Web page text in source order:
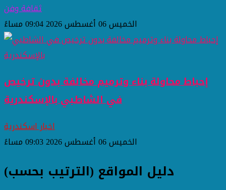
ثقافة وفن
الخميس 06 أغسطس 2026 09:04 مساءً
إحباط محاولة بناء وترميم مخالفة بدون ترخيص
في الشاطبي بالإسكندرية
اخبار اسكندرية
الخميس 06 أغسطس 2026 09:03 مساءً
دليل المواقع (الترتيب بحسب)